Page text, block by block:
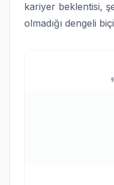
kariyer beklentisi,
olmadığı dengeli